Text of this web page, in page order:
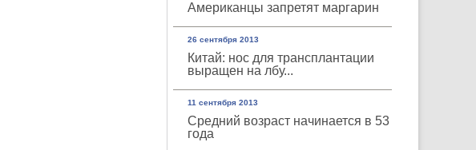
Американцы запретят маргарин
26 сентября 2013
Китай: нос для трансплантации
выращен на лбу...
11 сентября 2013
Средний возраст начинается в 53
года